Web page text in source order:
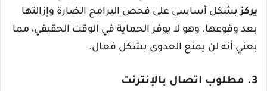
يركز بشكل أساسي على فحص البرامج الضارة وإزالتها
بعد وقوعها. وهو لا يوفر الحماية في الوقت الحقيقي، مما
يعني أنه لن يمنع العدوى بشكل فعال.
3. مطلوب اتصال بالإنترنت